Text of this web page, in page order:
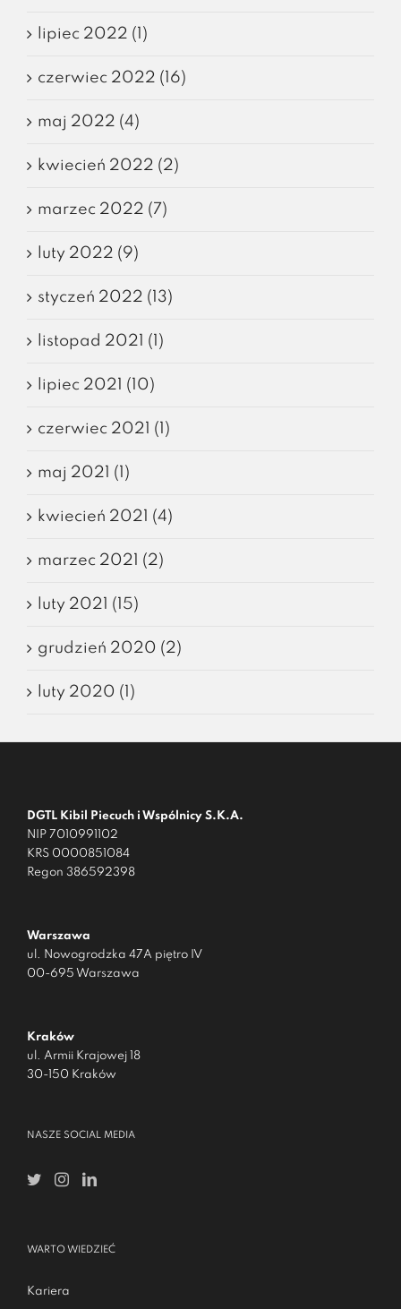
lipiec 2022 (1)
czerwiec 2022 (16)
maj 2022 (4)
kwiecień 2022 (2)
marzec 2022 (7)
luty 2022 (9)
styczeń 2022 (13)
listopad 2021 (1)
lipiec 2021 (10)
czerwiec 2021 (1)
maj 2021 (1)
kwiecień 2021 (4)
marzec 2021 (2)
luty 2021 (15)
grudzień 2020 (2)
luty 2020 (1)
DGTL Kibil Piecuch i Wspólnicy S.K.A.
NIP 7010991102
KRS 0000851084
Regon 386592398
Warszawa
ul. Nowogrodzka 47A piętro IV
00-695 Warszawa
Kraków
ul. Armii Krajowej 18
30-150 Kraków
NASZE SOCIAL MEDIA
WARTO WIEDZIEĆ
Kariera